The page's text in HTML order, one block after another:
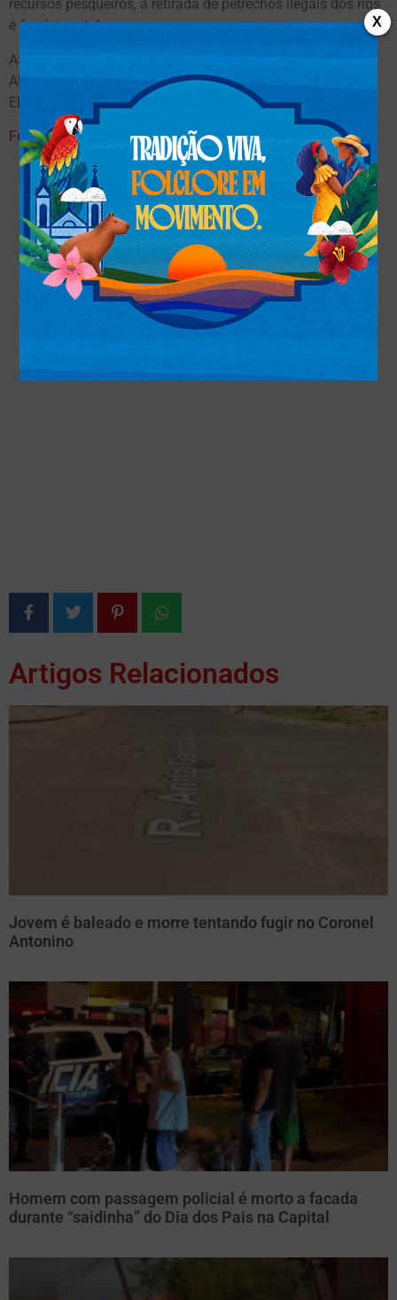
recursos pesqueiros, a retirada de petrechos ilegais dos rios
é fundamental.
ASSESSORIA DE COMUNICAÇÃO DA POLÍCIA MILITAR
AMBIENTAL – PMMS – (Contato – TENENTE CORONEL
EDNILSON PAULINO QUEIROZ) tel. – 3357-1500
Fonte
Artigos Relacionados
Jovem é baleado e morre tentando fugir no Coronel
Antonino
Homem com passagem policial é morto a facada
durante “saidinha” do Dia dos Pais na Capital
X